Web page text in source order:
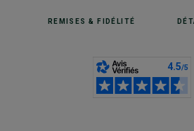
REMISES& FIDÉLITÉ